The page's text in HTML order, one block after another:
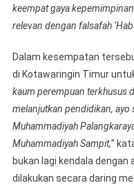
keempat gaya
relevan dengan falsafah
Dalam kesempatan
di Kotawaringin Timur
kaum perempuan terkhusus
melanjutkan pendidikan, ayo
Muhammadiyah
Muhammadiyah Sampit,”
bukan lagi kendala
dilakukan secara daring